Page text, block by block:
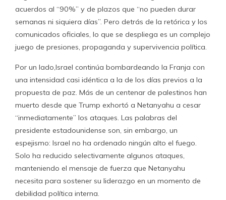
acuerdos al “90%” y de plazos que “no pueden durar
semanas ni siquiera días”. Pero detrás de la retórica y los
comunicados oficiales, lo que se despliega es un complejo
juego de presiones, propaganda y supervivencia política.
Por un lado,Israel continúa bombardeando la Franja con
una intensidad casi idéntica a la de los días previos a la
propuesta de paz. Más de un centenar de palestinos han
muerto desde que Trump exhortó a Netanyahu a cesar
“inmediatamente” los ataques. Las palabras del
presidente estadounidense son, sin embargo, un
espejismo: Israel no ha ordenado ningún alto el fuego.
Solo ha reducido selectivamente algunos ataques,
manteniendo el mensaje de fuerza que Netanyahu
necesita para sostener su liderazgo en un momento de
debilidad política interna.